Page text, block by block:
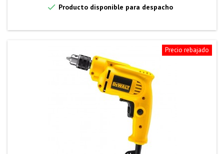
 Producto disponible para despacho
Precio rebajado